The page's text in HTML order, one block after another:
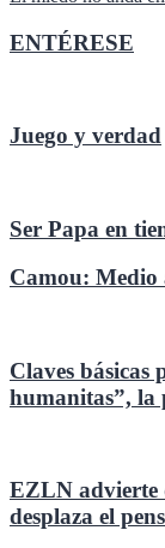
de
entradas
ENTÉRESE
Juego y verdad
Ser Papa en
Camou: Medio
Claves básicas
humanitas”, la
EZLN advierte
desplaza el